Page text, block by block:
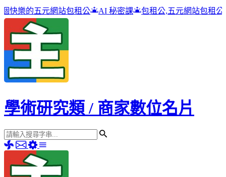
站包租公 AI 秘密課 包租公,五元網站包租公 高雄吉林街
學術研究類 / 商家數位名片